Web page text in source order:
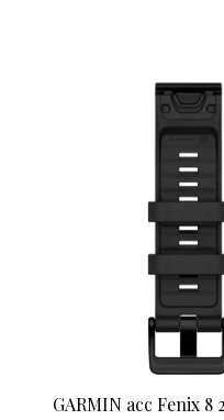
GARMIN acc Fenix 8